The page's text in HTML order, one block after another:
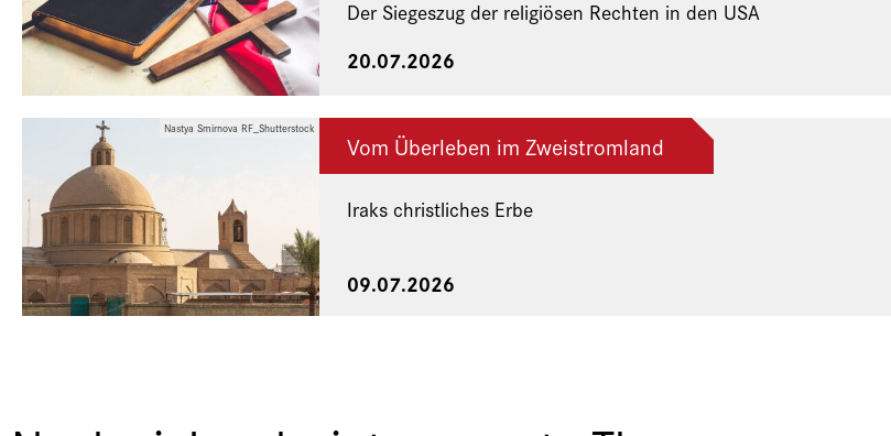
Der Siegeszug der religiösen Rechten in den USA
20.07.2026
Nastya Smirnova RF_Shutterstock
Vom Überleben im Zweistromland
Iraks christliches Erbe
09.07.2026